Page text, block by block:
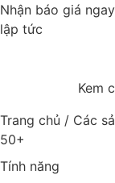
Nhận báo giá ngay
lập tức
Kem
Trang chủ / Các
50+
Tính năng